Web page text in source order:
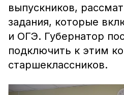
выпускников,
задания, которые
и ОГЭ. Губернатор
подключить к этим
старшеклассников.